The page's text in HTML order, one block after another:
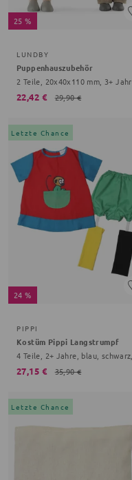
25 %
LUNDBY
Puppenhauszubehör
22,42 € 29,90 €
Letzte Chance
24 %
PIPPI
Kostüm Pippi Langstrumpf
27,15 € 35,90 €
Letzte Chance